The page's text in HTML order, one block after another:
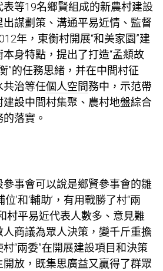
等19名鄉賢組成的新農村建設
謀劃策、溝通平易近情、監督
年，東衡村開展“和美家園”建
身特點，提出了打造“孟頫故
”的任務思緒，并在中間村征
共治等任個人空間務中，示范帶
設中間村集聚、農村地盤綜合
落實。
事會可以說是鄉賢參事會的雛
位’和‘輔助’，有用戰勝了村“兩
村平易近代表人數多、意見難
商議為眾人決策，變千斤重擔
“兩委”在開展建設項目和決策
放，既集思廣益又贏得了群眾